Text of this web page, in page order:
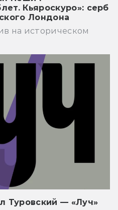
Кьяроскуро»: серб
Лондона
на историческом
Туровский — «Луч»